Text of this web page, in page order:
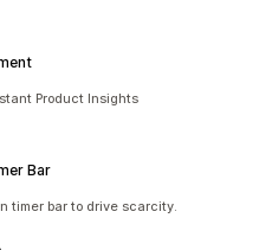
Product Insights
Bar
timer bar to drive scarcity.